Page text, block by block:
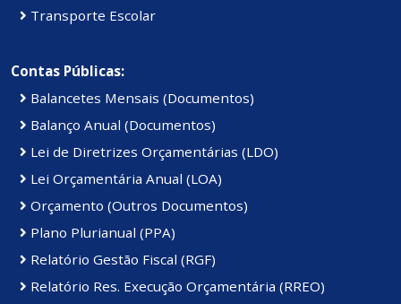
Transporte Escolar
Contas Públicas:
Balancetes Mensais (Documentos)
Balanço Anual (Documentos)
Lei de Diretrizes Orçamentárias (LDO)
Lei Orçamentária Anual (LOA)
Orçamento (Outros Documentos)
Plano Plurianual (PPA)
Relatório Gestão Fiscal (RGF)
Relatório Res. Execução Orçamentária (RREO)